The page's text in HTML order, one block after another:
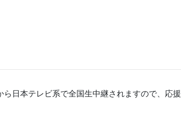
日本テレビ系で全国生中継されますので、応援